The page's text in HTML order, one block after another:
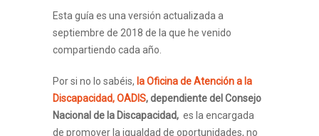
Esta guía es una versión actualizada a
septiembre de 2018 de la que he venido
compartiendo cada año.
Por si no lo sabéis, la Oficina de Atención a la
Discapacidad, OADIS, dependiente del Consejo
Nacional de la Discapacidad, es la encargada
de promover la igualdad de oportunidades, no